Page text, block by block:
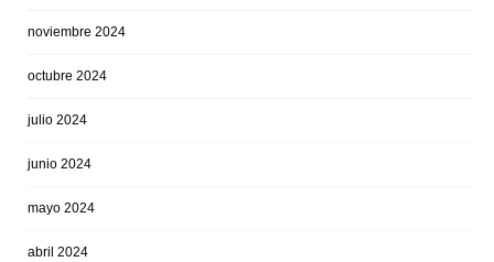
noviembre 2024
octubre 2024
julio 2024
junio 2024
mayo 2024
abril 2024